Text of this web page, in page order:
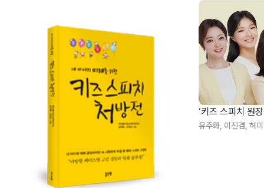
‘키즈 스피치 원
유주화, 이진겸, 허